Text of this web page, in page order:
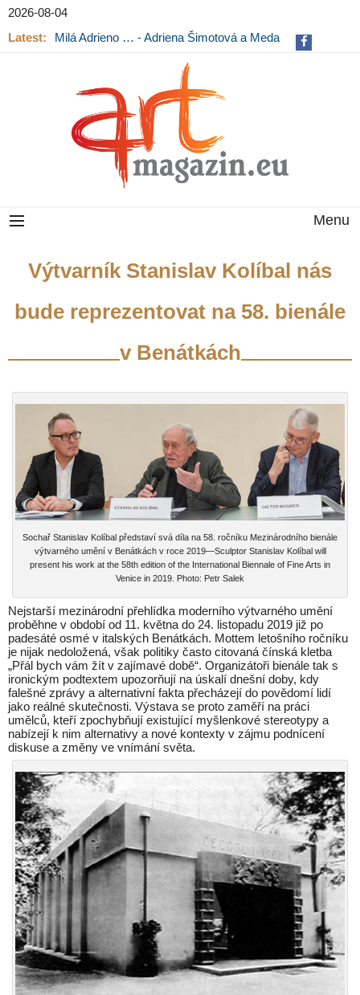
2026-08-04
Latest:
Milá Adrieno … - Adriena Šimotová a Meda
Menu
Výtvarník Stanislav Kolíbal nás
bude reprezentovat na 58. bienále
v Benátkách
Sochař Stanislav Kolíbal představí svá díla na 58. ročníku Mezinárodního bienále
výtvarného umění v Benátkách v roce 2019—Sculptor Stanislav Kolíbal will
present his work at the 58th edition of the International Biennale of Fine Arts in
Venice in 2019. Photo: Petr Salek
Nejstarší mezinárodní přehlídka moderního výtvarného umění
proběhne v období od 11. května do 24. listopadu 2019 již po
padesáté osmé v italských Benátkách. Mottem letošního ročníku
je nijak nedoložená, však politiky často citovaná čínská kletba
„Přál bych vám žít v zajímavé době“. Organizátoři bienále tak s
ironickým podtextem upozorňují na úskalí dnešní doby, kdy
falešné zprávy a alternativní fakta přecházejí do povědomí lidí
jako reálné skutečnosti. Výstava se proto zaměří na práci
umělců, kteří zpochybňují existující myšlenkové stereotypy a
nabízejí k nim alternativy a nové kontexty v zájmu podnícení
diskuse a změny ve vnímání světa.